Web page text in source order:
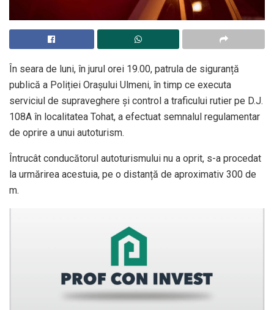
În seara de luni, în jurul orei 19.00, patrula de siguranță
publică a Poliției Oraşului Ulmeni, în timp ce executa
serviciul de supraveghere şi control a traficului rutier pe D.J.
108A în localitatea Tohat, a efectuat semnalul regulamentar
de oprire a unui autoturism.
Întrucât conducătorul autoturismului nu a oprit, s-a procedat
la urmărirea acestuia, pe o distanță de aproximativ 300 de
m.